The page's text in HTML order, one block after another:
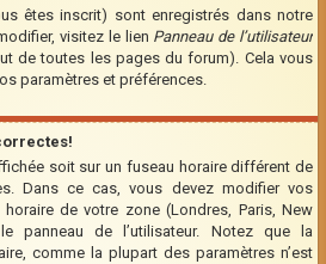
êtes inscrit) sont enregistrés dans notre
visitez le lien Panneau de l’utilisateur
de toutes les pages du forum). Cela vous
paramètres et préférences.
soit sur un fuseau horaire différent de
Dans ce cas, vous devez modifier vos
de votre zone (Londres, Paris, New
panneau de l’utilisateur. Notez que la
comme la plupart des paramètres n’est